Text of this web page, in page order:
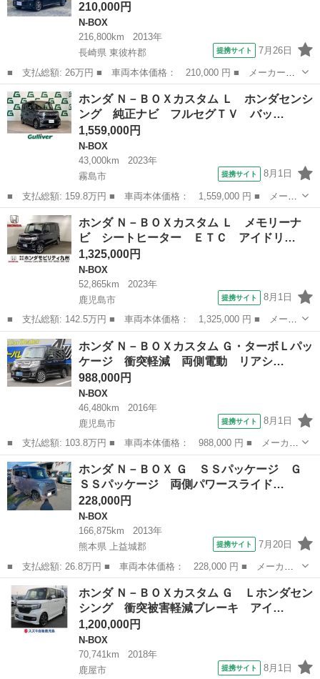
210,000円
N-BOX
216,800km
2013年
長崎県 東彼杵郡
提携サイト 7月26日
■ 支払総額: 26万円 ■ 車両本体価格： 210,000 円 ■ メーカー
名： ホンダ ■ 車種名： Ｎ－ＢＯＸカスタム ■ グレード名：
Ｇ ＳＳパッケージ 前後ドライブレコーダー／ナビ／バックカメラ
／ＣＤ再生／両側...
長崎 東彼杵郡 N-BOX
ホンダ Ｎ－ＢＯＸカスタム Ｌ ホンダセンシ
ング 純正ナビ フルセグＴＶ バッ…
1,559,000円
N-BOX
43,000km
2023年
霧島市
提携サイト 8月1日
■ 支払総額: 159.8万円 ■ 車両本体価格： 1,559,000 円 ■ メーカ
ー名： ホンダ ■ 車種名： Ｎ－ＢＯＸカスタム ■ グレード
名： Ｌ ホンダセンシング 純正ナビ フルセグＴＶ バックカメ
ラ デジタル...
鹿児島 霧島市 N-BOX
ホンダ Ｎ－ＢＯＸカスタム Ｌ メモリーナ
ビ シートヒーター ＥＴＣ アイドリ…
1,325,000円
N-BOX
52,865km
2023年
鹿児島市
提携サイト 8月1日
■ 支払総額: 142.5万円 ■ 車両本体価格： 1,325,000 円 ■ メーカ
ー名： ホンダ ■ 車種名： Ｎ－ＢＯＸカスタム ■ グレード
名： Ｌ メモリーナビ シートヒーター ＥＴＣ アイドリング
衝突軽減ブレ...
鹿児島 鹿児島市 N-BOX
ホンダ Ｎ－ＢＯＸカスタム Ｇ・ターボＬパッ
ケージ 衝突軽減 両側電動 リアシ…
988,000円
N-BOX
46,480km
2016年
鹿児島市
提携サイト 8月1日
■ 支払総額: 103.8万円 ■ 車両本体価格： 988,000 円 ■ メーカー
名： ホンダ ■ 車種名： Ｎ－ＢＯＸカスタム ■ グレード名：
Ｇ・ターボＬパッケージ 衝突軽減 両側電動 リアシートスライド
＆バックテ...
鹿児島 鹿児島市 N-BOX
ホンダ Ｎ－ＢＯＸ Ｇ ＳＳパッケージ Ｇ
ＳＳパッケージ 両側パワースライド…
228,000円
N-BOX
166,875km
2013年
熊本県 上益城郡
提携サイト 7月20日
■ 支払総額: 26.8万円 ■ 車両本体価格： 228,000 円 ■ メーカー
名： ホンダ ■ 車種名： Ｎ－ＢＯＸ ■ グレード名： Ｇ ＳＳ
パッケージ Ｇ ＳＳパッケージ 両側パワースライドドア 社外フ
ルセグＴＶ・...
熊本 上益城郡 N-BOX
ホンダ Ｎ－ＢＯＸカスタム Ｇ Ｌホンダセン
シング 衝突被害軽減ブレーキ アイ…
1,200,000円
N-BOX
70,741km
2018年
鹿屋市
提携サイト 8月1日